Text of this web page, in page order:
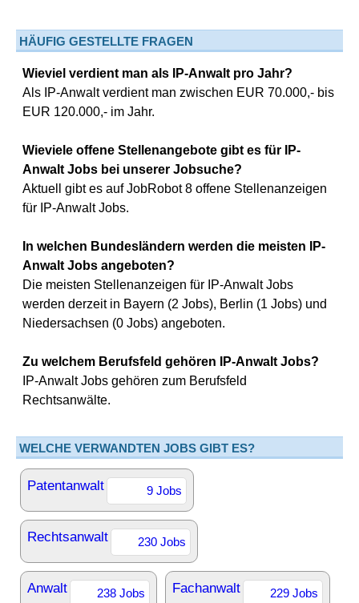
HÄUFIG GESTELLTE FRAGEN
Wieviel verdient man als IP-Anwalt pro Jahr?
Als IP-Anwalt verdient man zwischen EUR 70.000,- bis
EUR 120.000,- im Jahr.
Wieviele offene Stellenangebote gibt es für IP-
Anwalt Jobs bei unserer Jobsuche?
Aktuell gibt es auf JobRobot 8 offene Stellenanzeigen
für IP-Anwalt Jobs.
In welchen Bundesländern werden die meisten IP-
Anwalt Jobs angeboten?
Die meisten Stellenanzeigen für IP-Anwalt Jobs
werden derzeit in Bayern (2 Jobs), Berlin (1 Jobs) und
Niedersachsen (0 Jobs) angeboten.
Zu welchem Berufsfeld gehören IP-Anwalt Jobs?
IP-Anwalt Jobs gehören zum Berufsfeld
Rechtsanwälte.
WELCHE VERWANDTEN JOBS GIBT ES?
Patentanwalt 9 Jobs
Rechtsanwalt 230 Jobs
Anwalt 238 Jobs Fachanwalt 229 Jobs